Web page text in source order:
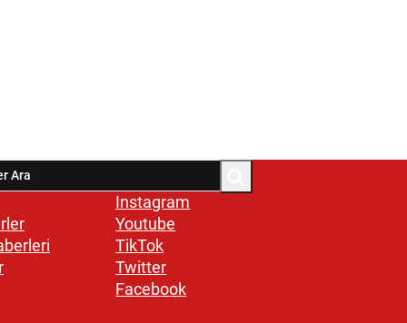
Instagram
Youtube
TikTok
Twitter
Facebook